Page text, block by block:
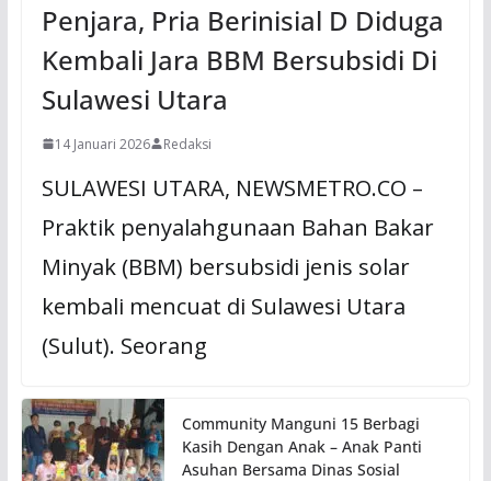
Penjara, Pria Berinisial D Diduga
Kembali Jara BBM Bersubsidi Di
Sulawesi Utara
14 Januari 2026 Redaksi
SULAWESI UTARA, NEWSMETRO.CO –
Praktik penyalahgunaan Bahan Bakar
Minyak (BBM) bersubsidi jenis solar
kembali mencuat di Sulawesi Utara
(Sulut). Seorang
Community Manguni 15 Berbagi
Kasih Dengan Anak – Anak Panti
Asuhan Bersama Dinas Sosial